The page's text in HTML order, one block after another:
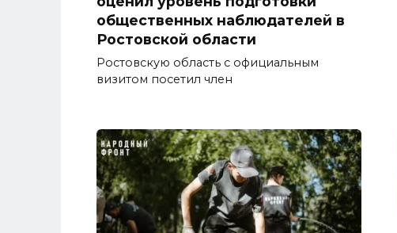
общественных наблюдателей в
Ростовской области
Ростовскую область с официальным
визитом посетил член